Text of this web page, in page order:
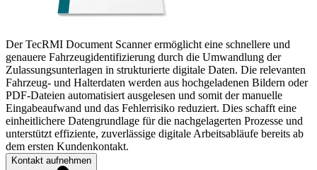
Der TecRMI Document Scanner ermöglicht eine schnellere und
genauere Fahrzeugidentifizierung durch die Umwandlung der
Zulassungsunterlagen in strukturierte digitale Daten. Die relevanten
Fahrzeug- und Halterdaten werden aus hochgeladenen Bildern oder
PDF-Dateien automatisiert ausgelesen und somit der manuelle
Eingabeaufwand und das Fehlerrisiko reduziert. Dies schafft eine
einheitlichere Datengrundlage für die nachgelagerten Prozesse und
unterstützt effiziente, zuverlässige digitale Arbeitsabläufe bereits ab
dem ersten Kundenkontakt.
Kontakt aufnehmen